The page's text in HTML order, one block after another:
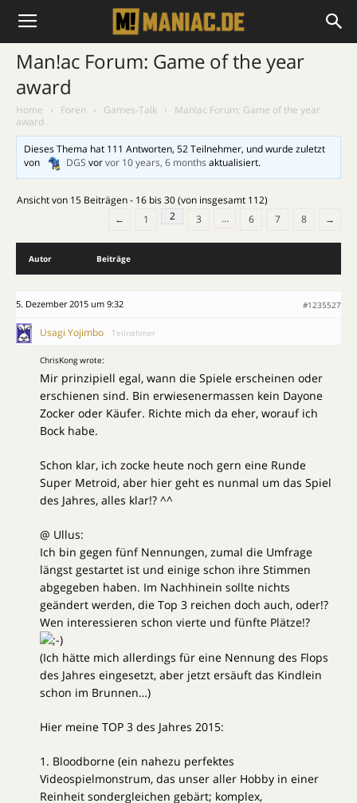
Man!ac Forum: Game of the year
award
Home › Foren › Games-Talk ›
Man!ac Forum: Game of the year
award
Dieses Thema hat 111 Antworten, 52 Teilnehmer, und wurde zuletzt
von
DGS vorvor 10 years, 6 months aktualisiert.
Ansicht von 15 Beiträgen - 16 bis 30 (von insgesamt 112)
←
1 2 3 … 6 7 8 →
Autor Beiträge
5. Dezember 2015 um 9:32 #1235527
Usagi Yojimbo Teilnehmer
ChrisKong wrote:
Mir prinzipiell egal, wann die Spiele erscheinen oder
erschienen sind. Bin erwiesenermassen kein Dayone
Zocker oder Käufer. Richte mich da eher, worauf ich
Bock habe.
Schon klar, ich zocke heute noch gern eine Runde
Super Metroid, aber hier geht es nunmal um das Spiel
des Jahres, alles klar!? ^^
@ Ullus:
Ich bin gegen fünf Nennungen, zumal die Umfrage
längst gestartet ist und einige schon ihre Stimmen
abgegeben haben. Im Nachhinein sollte nichts
geändert werden, die Top 3 reichen doch auch, oder!?
Wen interessieren schon vierte und fünfte Plätze!?
(Ich hätte mich allerdings für eine Nennung des Flops
des Jahres eingesetzt, aber jetzt ersäuft das Kindlein
schon im Brunnen…)
Hier meine TOP 3 des Jahres 2015:
1. Bloodborne (ein nahezu perfektes
Videospielmonstrum, das unser aller Hobby in einer
Reinheit sondergleichen gebärt; komplex,